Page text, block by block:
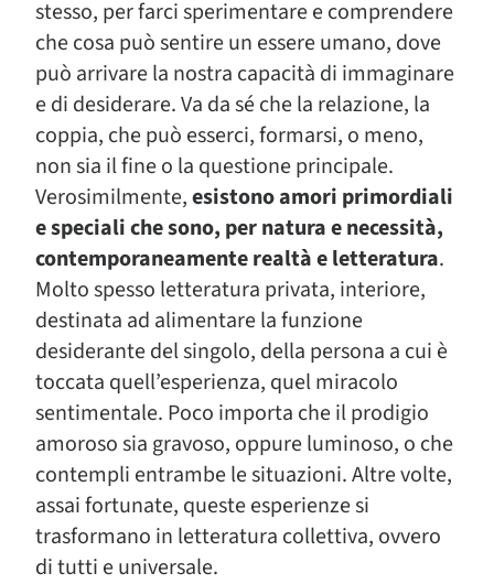
stesso, per farci sperimentare e comprendere
che cosa può sentire un essere umano, dove
può arrivare la nostra capacità di immaginare
e di desiderare. Va da sé che la relazione, la
coppia, che può esserci, formarsi, o meno,
non sia il fine o la questione principale.
Verosimilmente,esistono amori primordiali
e speciali che sono, per natura e necessità,
contemporaneamente realtà e letteratura.
Molto spesso letteratura privata, interiore,
destinata ad alimentare la funzione
desiderante del singolo, della persona a cui è
toccata quell’esperienza, quel miracolo
sentimentale. Poco importa che il prodigio
amoroso sia gravoso, oppure luminoso, o che
contempli entrambe le situazioni. Altre volte,
assai fortunate, queste esperienze si
trasformano in letteratura collettiva, ovvero
di tutti e universale.